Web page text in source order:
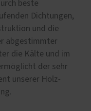
beste
Dichtungen,
und die
abgestimmter
die Kälte und im
der sehr
unserer Holz-